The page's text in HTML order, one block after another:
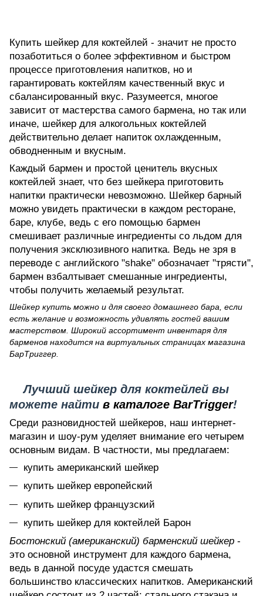
Купить шейкер для коктейлей - значит не просто
позаботиться о более эффективном и быстром
процессе приготовления напитков, но и
гарантировать коктейлям качественный вкус и
сбалансированный вкус. Разумеется, многое
зависит от мастерства самого бармена, но так или
иначе, шейкер для алкогольных коктейлей
действительно делает напиток охлажденным,
обводненным и вкусным.
Каждый бармен и простой ценитель вкусных
коктейлей знает, что без шейкера приготовить
напитки практически невозможно. Шейкер барный
можно увидеть практически в каждом ресторане,
баре, клубе, ведь с его помощью бармен
смешивает различные ингредиенты со льдом для
получения эксклюзивного напитка. Ведь не зря в
переводе с английского "shake" обозначает "трясти",
бармен взбалтывает смешанные ингредиенты,
чтобы получить желаемый результат.
Шейкер купить можно и для своего домашнего бара, если
есть желание и возможность удивлять гостей вашим
мастерством. Широкий ассортимент инвентаря для
барменов находится на виртуальных страницах магазина
БарТриггер.
Лучший шейкер для коктейлей вы
можете найти в каталоге BarTrigger!
Среди разновидностей шейкеров, наш интернет-
магазин и шоу-рум уделяет внимание его четырем
основным видам. В частности, мы предлагаем:
купить американский шейкер
купить шейкер европейский
купить шейкер французский
купить шейкер для коктейлей Барон
Бостонский (американский) барменский шейкер -
это основной инструмент для каждого бармена,
ведь в данной посуде удастся смешать
большинство классических напитков. Американский